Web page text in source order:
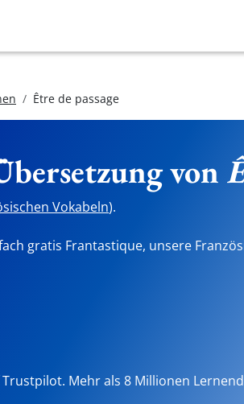
Être de passage
von
Vokabeln).
gratis Frantastique, unsere
Mehr als 8 Millionen